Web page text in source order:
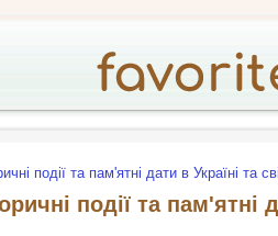
події та пам'ятні дати в Україні та
події та пам'ятні